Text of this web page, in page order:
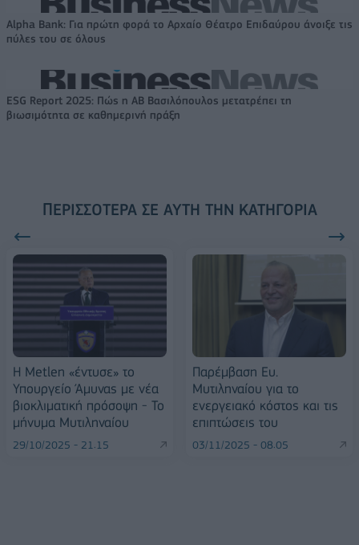
Alpha Bank: Για πρώτη φορά το Αρχαίο Θέατρο Επιδαύρου άνοιξε τις
πύλες του σε όλους
ESG Report 2025: Πώς η ΑΒ Βασιλόπουλος μετατρέπει τη
βιωσιμότητα σε καθημερινή πράξη
ΠΕΡΙΣΣΌΤΕΡΑ ΣΕ ΑΥΤΉ ΤΗΝ ΚΑΤΗΓΟΡΊΑ
Η Metlen «έντυσε» το
Υπουργείο Άμυνας με νέα
βιοκλιματική πρόσοψη - Το
μήνυμα Μυτιληναίου
29/10/2025 - 21:15
Παρέμβαση Ευ.
Μυτιληναίου για το
ενεργειακό κόστος και τις
επιπτώσεις του
03/11/2025 - 08:05